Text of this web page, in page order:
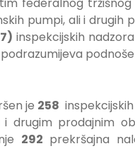
pumpi, ali i drugih
inspekcijskih
je 258
drugim prodajnim
292 prekršajna